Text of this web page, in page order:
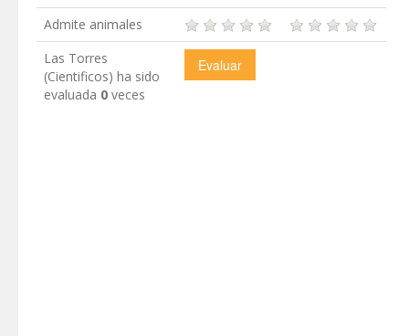
Admite animales
Las Torres
(Cientificos) ha sido
evaluada 0 veces